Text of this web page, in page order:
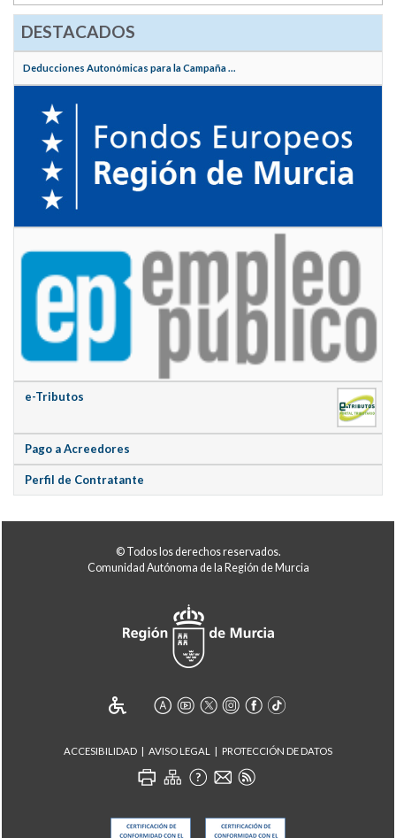
DESTACADOS
Deducciones Autonómicas para la Campaña ...
e-Tributos
Pago a Acreedores
Perfil de Contratante
© Todos los derechos reservados.
Comunidad Autónoma de la Región de Murcia
ACCESIBILIDAD AVISO LEGAL PROTECCIÓN DE DATOS